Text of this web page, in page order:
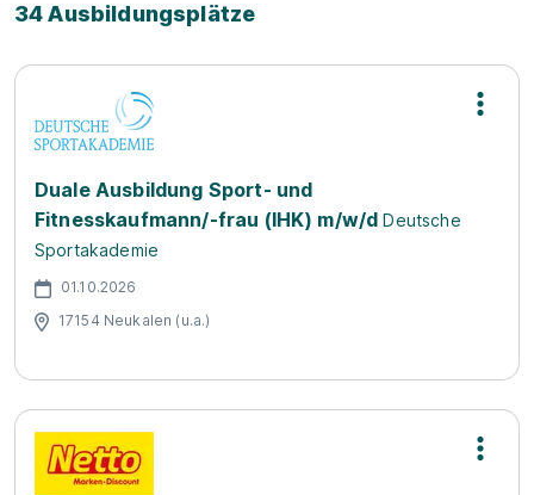
34 Ausbildungsplätze
Duale Ausbildung Sport- und
Fitnesskaufmann/-frau (IHK) m/w/d Deutsche
Sportakademie
01.10.2026
17154 Neukalen (u.a.)